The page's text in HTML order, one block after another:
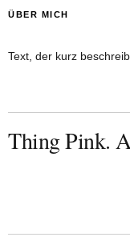
ÜBER MICH
Text, der kurz
Thing Pink.